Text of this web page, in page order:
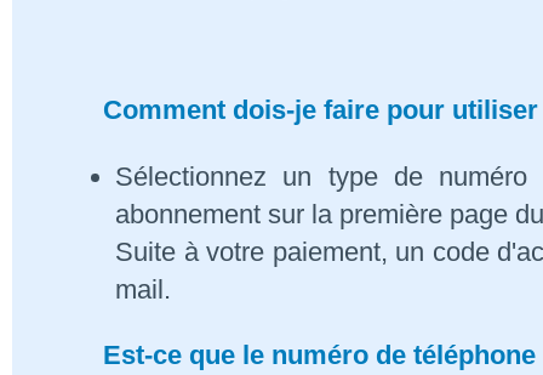
Comment dois-je faire pour
Sélectionnez un type de
abonnement sur la première page
Suite à votre paiement, un code
mail.
Est-ce que le numéro de